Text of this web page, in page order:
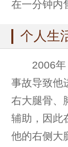
在一分钟内
个人生
2006年，
事故导致他
右大腿骨、
辅助，因此
他的右侧大